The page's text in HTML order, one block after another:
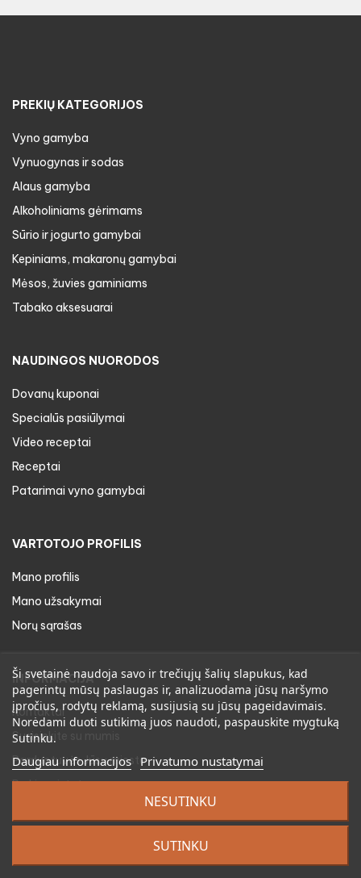
PREKIŲ KATEGORIJOS
Vyno gamyba
Vynuogynas ir sodas
Alaus gamyba
Alkoholiniams gėrimams
Sūrio ir jogurto gamybai
Kepiniams, makaronų gamybai
Mėsos, žuvies gaminiams
Tabako aksesuarai
NAUDINGOS NUORODOS
Dovanų kuponai
Specialūs pasiūlymai
Video receptai
Receptai
Patarimai vyno gamybai
VARTOTOJO PROFILIS
Mano profilis
Mano užsakymai
Norų sąrašas
INFORMACIJA
Kontaktai
Susisiekite su mumis
Parduotuvės Jūsų mieste
Prekių pristatymas
Ši svetainė naudoja savo ir trečiųjų šalių slapukus, kad
pagerintų mūsų paslaugas ir, analizuodama jūsų naršymo
įpročius, rodytų reklamą, susijusią su jūsų pageidavimais.
Norėdami duoti sutikimą juos naudoti, paspauskite mygtuką
Sutinku.
Daugiau informacijos Privatumo nustatymai
NESUTINKU
SUTINKU